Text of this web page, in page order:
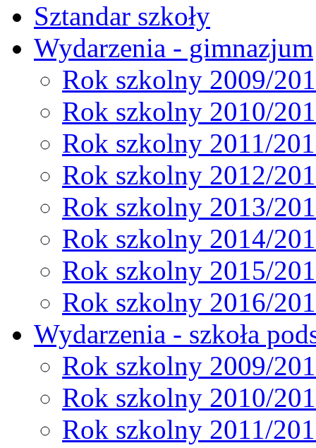
Sztandar szkoły
Wydarzenia - gimnazjum
Rok szkolny 2009/
Rok szkolny 2010/
Rok szkolny 2011/
Rok szkolny 2012/
Rok szkolny 2013/
Rok szkolny 2014/
Rok szkolny 2015/
Rok szkolny 2016/
Wydarzenia - szkoła
Rok szkolny 2009/
Rok szkolny 2010/
Rok szkolny 2011/